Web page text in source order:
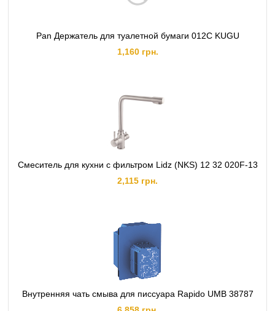
Pan Держатель для туалетной бумаги 012C KUGU
1,160 грн.
Смеситель для кухни с фильтром Lidz (NKS) 12 32 020F-13
2,115 грн.
Внутренняя чать смыва для писсуара Rapido UMB 38787